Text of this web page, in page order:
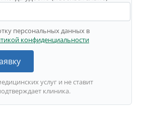
персональных данных в
конфиденциальности
услуг и не ставит
клиника.